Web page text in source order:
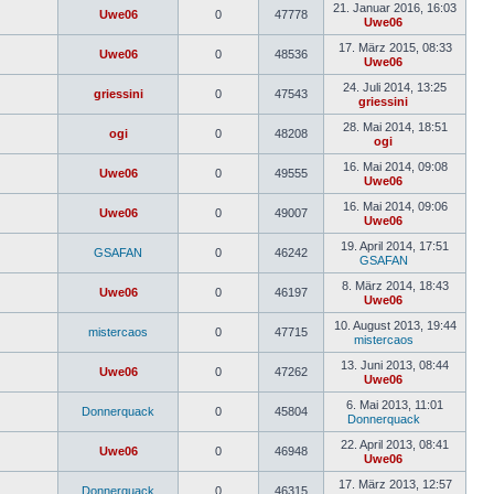
Beitrag
Uwe06 0 47778
21. Januar 2016, 16:03
Uwe06
Neuester
Beitrag
Uwe06 0 48536
17. März 2015, 08:33
Uwe06
Neuester
Beitrag
griessini 0 47543
24. Juli 2014, 13:25
griessini
Neuester
Beitrag
ogi 0 48208
28. Mai 2014, 18:51
ogi
Neuester
Beitrag
Uwe06 0 49555
16. Mai 2014, 09:08
Uwe06
Neuester
Beitrag
Uwe06 0 49007
16. Mai 2014, 09:06
Uwe06
Neuester
Beitrag
GSAFAN 0 46242
19. April 2014, 17:51
GSAFAN
Neuester
Beitrag
Uwe06 0 46197
8. März 2014, 18:43
Uwe06
Neuester
Beitrag
mistercaos 0 47715
10. August 2013, 19:44
mistercaos
Neuester
Beitrag
Uwe06 0 47262
13. Juni 2013, 08:44
Uwe06
Neuester
Beitrag
Donnerquack 0 45804
6. Mai 2013, 11:01
Donnerquack
Neuester
Beitrag
Uwe06 0 46948
22. April 2013, 08:41
Uwe06
Neuester
Beitrag
Donnerquack 0 46315
17. März 2013, 12:57